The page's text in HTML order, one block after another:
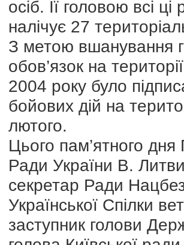
осіб. Її головою всі
налічує 27
З метою вшанування
обов’язок на
2004 року було
бойових дій на
лютого.
Цього пам’ятного
Ради України В.
секретар Ради
Української Спілки
заступник голови